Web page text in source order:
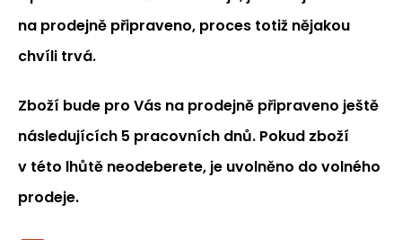
na prodejně připraveno, proces totiž nějakou
chvíli trvá.
Zboží bude pro Vás na prodejně připraveno ještě
následujících 5 pracovních dnů. Pokud zboží
v této lhůtě neodeberete, je uvolněno do volného
prodeje.